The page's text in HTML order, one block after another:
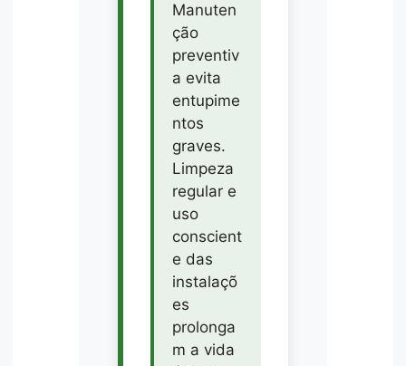
Manuten
ção
preventiv
a evita
entupime
ntos
graves.
Limpeza
regular e
uso
conscient
e das
instalaçõ
es
prolonga
m a vida